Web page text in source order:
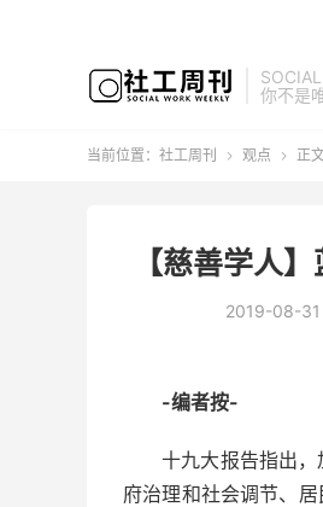
你不是
当前位置： 社工周刊  观点  正
【慈善学人
2019-08-31
-编者按-
十九大报告指出
府治理和社会调节、